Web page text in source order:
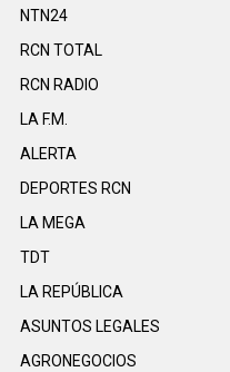
NTN24
RCN TOTAL
RCN RADIO
LA F.M.
ALERTA
DEPORTES RCN
LA MEGA
TDT
LA REPÚBLICA
ASUNTOS LEGALES
AGRONEGOCIOS